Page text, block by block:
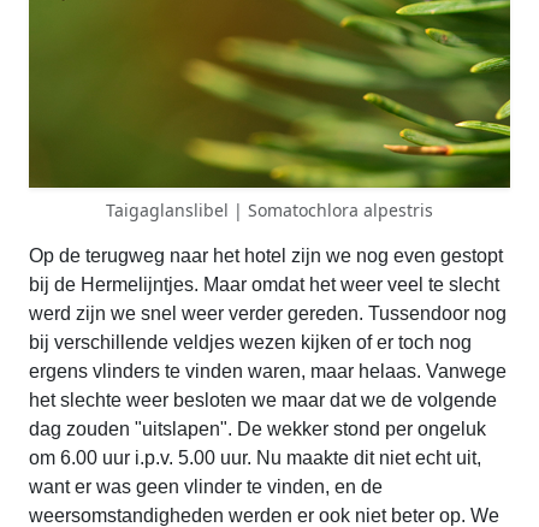
Taigaglanslibel | Somatochlora alpestris
Op de terugweg naar het hotel zijn we nog even gestopt
bij de Hermelijntjes. Maar omdat het weer veel te slecht
werd zijn we snel weer verder gereden. Tussendoor nog
bij verschillende veldjes wezen kijken of er toch nog
ergens vlinders te vinden waren, maar helaas. Vanwege
het slechte weer besloten we maar dat we de volgende
dag zouden "uitslapen". De wekker stond per ongeluk
om 6.00 uur i.p.v. 5.00 uur. Nu maakte dit niet echt uit,
want er was geen vlinder te vinden, en de
weersomstandigheden werden er ook niet beter op. We